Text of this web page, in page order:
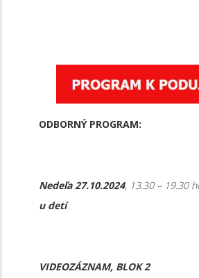
ODBORNÝ PROGRAM:
Nedeľa 27.10.2024, 13.30 – 19.30
u detí
VIDEOZÁZNAM, BLOK 2